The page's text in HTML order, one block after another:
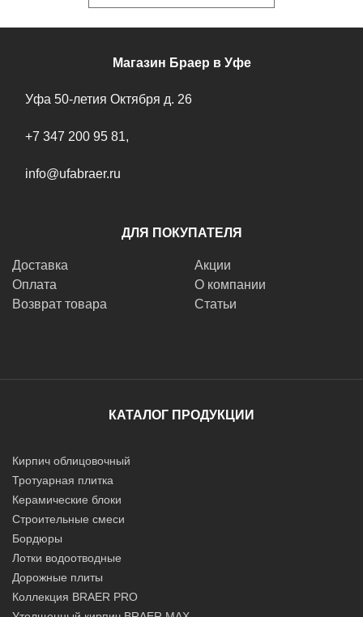
Магазин Браер в Уфе
Уфа 50-летия Октября д. 26
+7 347 200 95 81,
info@ufabraer.ru
ДЛЯ ПОКУПАТЕЛЯ
Доставка
Оплата
Возврат товара
Акции
О компании
Статьи
КАТАЛОГ ПРОДУКЦИИ
Кирпич облицовочный
Тротуарная плитка
Керамические блоки
Строительные смеси
Бордюры
Лотки водоотводные
Дорожные плиты
Коллекция BRAER PRO